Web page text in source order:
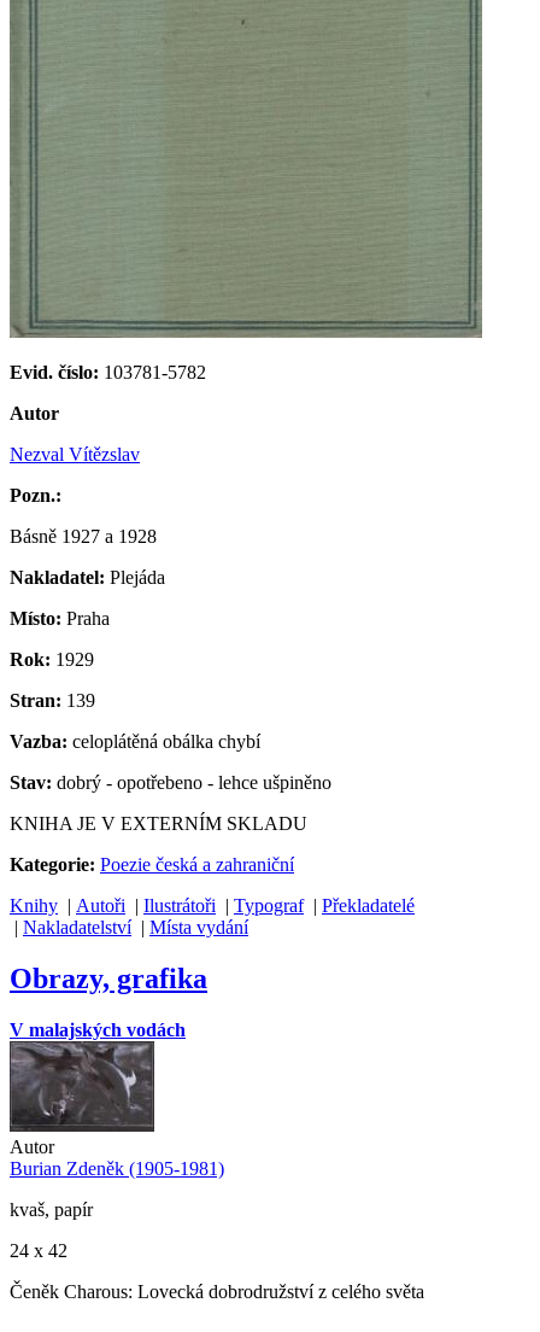
Evid. číslo: 103781-5782
Autor
Nezval Vítězslav
Pozn.:
Básně 1927 a 1928
Nakladatel: Plejáda
Místo: Praha
Rok: 1929
Stran: 139
Vazba: celoplátěná obálka chybí
Stav: dobrý - opotřebeno - lehce ušpiněno
KNIHA JE V EXTERNÍM SKLADU
Kategorie: Poezie česká a zahraniční
Knihy | Autoři | Ilustrátoři | Typograf| Překladatelé
| Nakladatelství| Místa vydání
Obrazy, grafika
V malajských vodách
Autor
Burian Zdeněk (1905-1981)
kvaš, papír
24 x 42
Čeněk Charous: Lovecká dobrodružství z celého světa